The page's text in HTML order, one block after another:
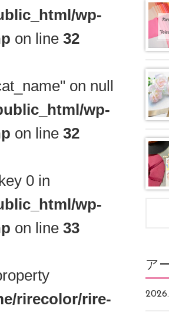
wp-
on line 32
on null
wp-
on line 32
0 in
wp-
on line 33
rirecolor/rire-
ア